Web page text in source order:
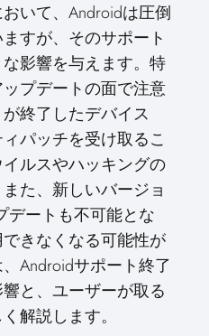
r
o
n
t
r
e
s
t
r
e
o
n
k
e
d
I
n
r
o
n
i
いて、Androidは圧倒
すが、そのサポート
影響を与えます。特
プデートの面で注意
終了したデバイス
パッチを受け取るこ
ルスやハッキングの
た、新しいバージョ
デートも不可能とな
きなくなる可能性が
Androidサポート終了
と、ユーザーが取る
解説します。